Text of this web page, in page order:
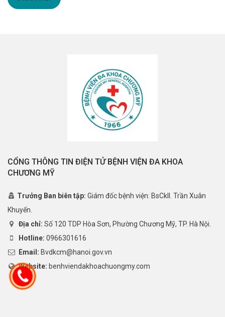
CỔNG THÔNG TIN ĐIỆN TỬ BỆNH VIỆN ĐA KHOA
CHƯƠNG MỸ
Trưởng Ban biên tập: Giám đốc bệnh viện: BsCkII. Trần Xuân
Khuyến.
Địa chỉ: Số 120 TDP Hòa Sơn, Phường Chương Mỹ, TP. Hà Nội.
Hotline: 0966301616
Email: Bvdkcm@hanoi.gov.vn
Website: benhviendakhoachuongmy.com